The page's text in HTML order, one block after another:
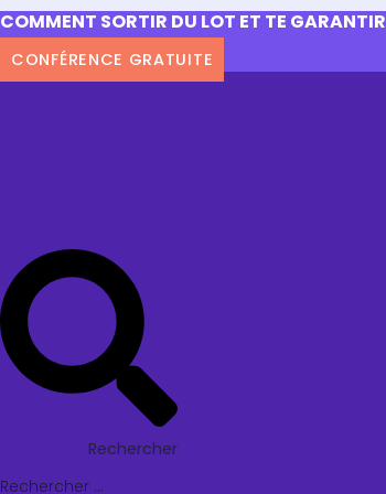
COMMENT SORTIR DU LOT ET TE GARANTIR
CONFÉRENCE GRATUITE
Rechercher